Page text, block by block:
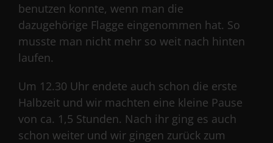
benutzen konnte, wenn man die
dazugehörige Flagge eingenommen hat. So
musste man nicht mehr so weit nach hinten
laufen.
Um 12.30 Uhr endete auch schon die erste
Halbzeit und wir machten eine kleine Pause
von ca. 1,5 Stunden. Nach ihr ging es auch
schon weiter und wir gingen zurück zum